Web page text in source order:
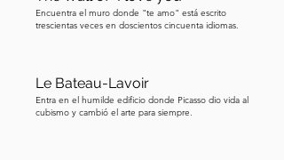
Encuentra el muro donde "te amo" está escrito
trescientas veces en doscientos cincuenta idiomas.
Le Bateau-Lavoir
Entra en el humilde edificio donde Picasso dio vida al
cubismo y cambió el arte para siempre.